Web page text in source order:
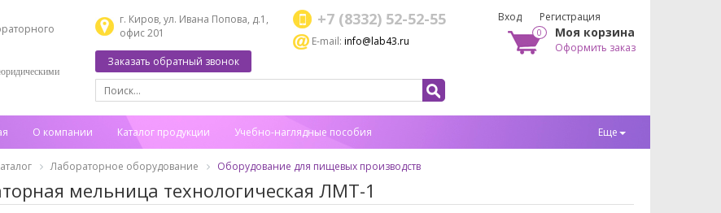
г. Киров, ул. Ивана Попова, д.1,
офис 201
+7 (8332) 52-52-55
E-mail:info@lab43.ru
Заказать обратный звонок
Вход Регистрация
0 Моя корзина
Оформить заказ
О компании Каталог продукции Учебно-наглядные пособия Еще
Лабораторное оборудование Оборудование для пищевых производств
мельница технологическая ЛМТ-1